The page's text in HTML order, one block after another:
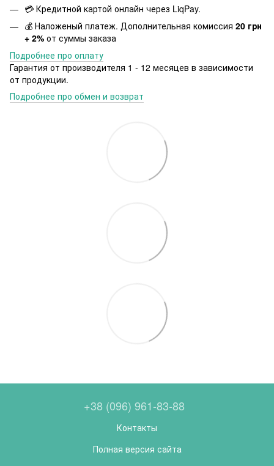
💳 Кредитной картой онлайн через LiqPay.
💰 Наложеный платеж. Дополнительная комиссия 20 грн
+ 2% от суммы заказа
Подробнее про оплату
Гарантия от производителя 1 - 12 месяцев в зависимости
от продукции.
Подробнее про обмен и возврат
+38 (096) 961-83-88
Контакты
Полная версия сайта